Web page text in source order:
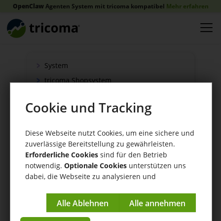
OpenClawAgenten System mit tricoma kompatibel Mehr erfahren
System
tricoma Shopsystem
Verkauf
Zahlung
Versand
WaWi/CRM
Cookie und Tracking
Diese Webseite nutzt Cookies, um eine sichere und
zuverlässige Bereitstellung zu gewährleisten.
Erforderliche Cookies sind für den Betrieb
notwendig. Optionale Cookies unterstützen uns
dabei, die Webseite zu analysieren und
Impressum| Datenschutzerklärung